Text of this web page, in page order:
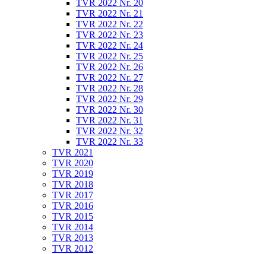
TVR 2022 Nr. 20
TVR 2022 Nr. 21
TVR 2022 Nr. 22
TVR 2022 Nr. 23
TVR 2022 Nr. 24
TVR 2022 Nr. 25
TVR 2022 Nr. 26
TVR 2022 Nr. 27
TVR 2022 Nr. 28
TVR 2022 Nr. 29
TVR 2022 Nr. 30
TVR 2022 Nr. 31
TVR 2022 Nr. 32
TVR 2022 Nr. 33
TVR 2021
TVR 2020
TVR 2019
TVR 2018
TVR 2017
TVR 2016
TVR 2015
TVR 2014
TVR 2013
TVR 2012